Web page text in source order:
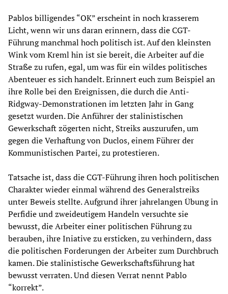
Pablos billigendes “OK” erscheint in noch krasserem
Licht, wenn wir uns daran erinnern, dass die CGT-
Führung manchmal hoch politisch ist. Auf den kleinsten
Wink vom Kreml hin ist sie bereit, die Arbeiter auf die
Straße zu rufen, egal, um was für ein wildes politisches
Abenteuer es sich handelt. Erinnert euch zum Beispiel an
ihre Rolle bei den Ereignissen, die durch die Anti-
Ridgway-Demonstrationen im letzten Jahr in Gang
gesetzt wurden. Die Anführer der stalinistischen
Gewerkschaft zögerten nicht, Streiks auszurufen, um
gegen die Verhaftung von Duclos, einem Führer der
Kommunistischen Partei, zu protestieren.
Tatsache ist, dass die CGT-Führung ihren hoch politischen
Charakter wieder einmal während des Generalstreiks
unter Beweis stellte. Aufgrund ihrer jahrelangen Übung in
Perfidie und zweideutigem Handeln versuchte sie
bewusst, die Arbeiter einer politischen Führung zu
berauben, ihre Iniative zu ersticken, zu verhindern, dass
die politischen Forderungen der Arbeiter zum Durchbruch
kamen. Die stalinistische Gewerkschaftsführung hat
bewusst verraten. Und diesen Verrat nennt Pablo
“korrekt”.